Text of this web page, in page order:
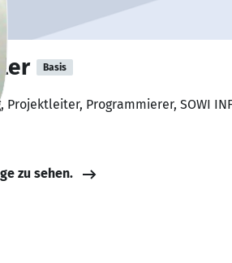
Basis
Programmierer, SOWI
zu sehen.